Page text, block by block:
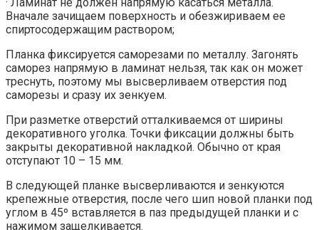
Вначале зачищаем поверхность и обезжириваем ее
спиртосодержащим раствором;
Планка фиксируется саморезами по металлу. Загонять
саморез напрямую в ламинат нельзя, так как он может
треснуть, поэтому мы высверливаем отверстия под
саморезы и сразу их зенкуем.
При разметке отверстий отталкиваемся от ширины
декоративного уголка. Точки фиксации должны быть
закрыты декоративной накладкой. Обычно от края
отступают 10 – 15 мм.
В следующей планке высверливаются и зенкуются
крепежные отверстия, после чего шип новой планки под
углом в 45º вставляется в паз предыдущей планки и с
нажимом защелкивается.